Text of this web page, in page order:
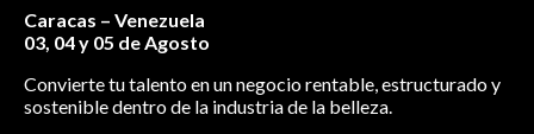
Caracas – Venezuela
03, 04 y 05 de Agosto
Convierte tu talento en un negocio rentable, estructurado y
sostenible dentro de la industria de la belleza.